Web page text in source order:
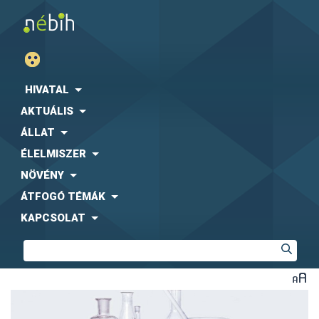
HIVATAL
AKTUÁLIS
ÁLLAT
ÉLELMISZER
NÖVÉNY
ÁTFOGÓ TÉMÁK
KAPCSOLAT